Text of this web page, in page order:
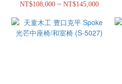
NT$108,000 ~ NT$145,000